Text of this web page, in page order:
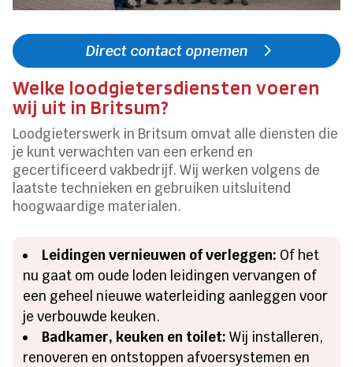
Direct contact opnemen
Welke loodgietersdiensten voeren
wij uit in Britsum?
Loodgieterswerk in Britsum omvat alle diensten die
je kunt verwachten van een erkend en
gecertificeerd vakbedrijf. Wij werken volgens de
laatste technieken en gebruiken uitsluitend
hoogwaardige materialen.
Leidingen vernieuwen of verleggen: Of het
nu gaat om oude loden leidingen vervangen of
een geheel nieuwe waterleiding aanleggen voor
je verbouwde keuken.
Badkamer, keuken en toilet: Wij installeren,
renoveren en ontstoppen afvoersystemen en